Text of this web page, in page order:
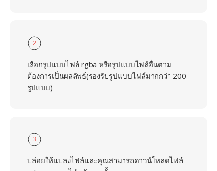
2
เลือกรูปแบบไฟล์ rgba หรือรูปแบบไฟล์อื่นตาม
ต้องการเป็นผลลัพธ์(รองรับรูปแบบไฟล์มากกว่า 200
รูปแบบ)
3
ปล่อยให้แปลงไฟล์และคุณสามารถดาวน์โหลดไฟล์